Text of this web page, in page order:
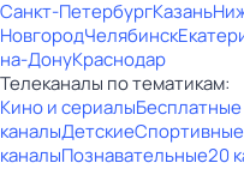
Санкт-ПетербургКазань
НовгородЧелябинск
на-ДонуКраснодар
Телеканалы по тематикам:
Кино и сериалыБесплатные
каналыДетскиеСпортивные
каналыПознавательные20